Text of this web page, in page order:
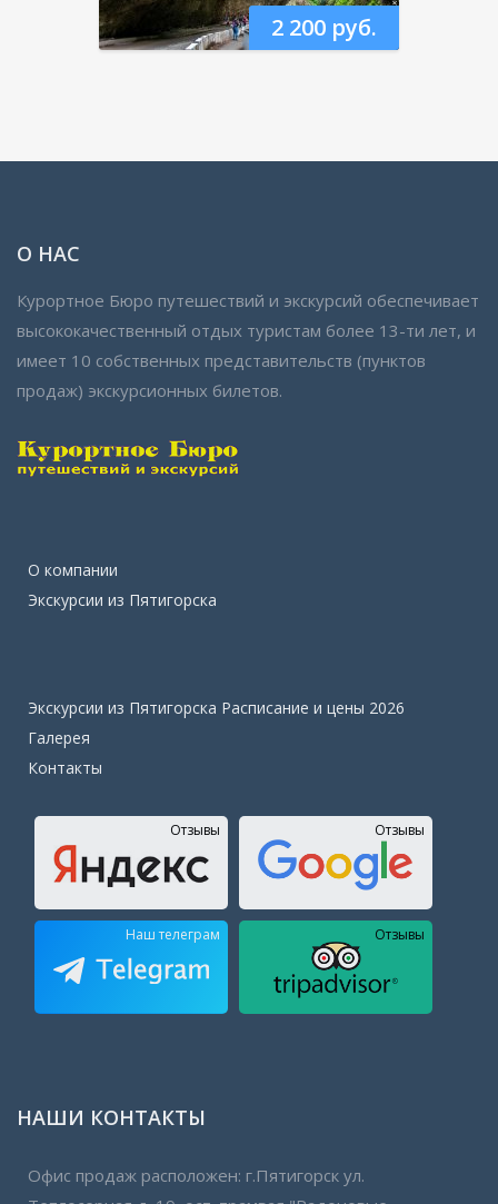
2 200 руб.
О НАС
Курортное Бюро путешествий и экскурсий обеспечивает
высококачественный отдых туристам более 13-ти лет, и
имеет 10 собственных представительств (пунктов
продаж) экскурсионных билетов.
О компании
Экскурсии из Пятигорска
Экскурсии из Пятигорска Расписание и цены 2026
Галерея
Контакты
Отзывы Отзывы
Наш телеграм Отзывы
НАШИ КОНТАКТЫ
Офис продаж расположен: г.Пятигорск ул.